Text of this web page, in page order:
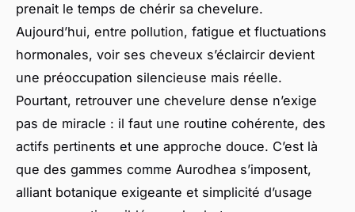
prenait le temps de chérir sa chevelure.
Aujourd’hui, entre pollution, fatigue et fluctuations
hormonales, voir ses cheveux s’éclaircir devient
une préoccupation silencieuse mais réelle.
Pourtant, retrouver une chevelure dense n’exige
pas de miracle : il faut une routine cohérente, des
actifs pertinents et une approche douce. C’est là
que des gammes comme Aurodhea s’imposent,
alliant botanique exigeante et simplicité d’usage